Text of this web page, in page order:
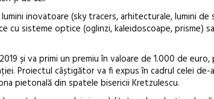
inovatoare (sky tracers, arhitecturale, lumini de
cu sisteme optice (oglinzi, kaleidoscoape, prisme)
și va primi un premiu în valoare de 1.000 de
Proiectul câștigător va fi expus în cadrul celei de-
pietonală din spatele bisericii Kretzulescu.